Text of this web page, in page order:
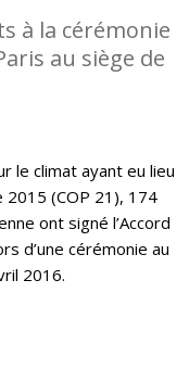
à la cérémonie
au siège de
le climat ayant eu lieu
(COP 21), 174
ont signé l’Accord
d’une cérémonie au
2016.